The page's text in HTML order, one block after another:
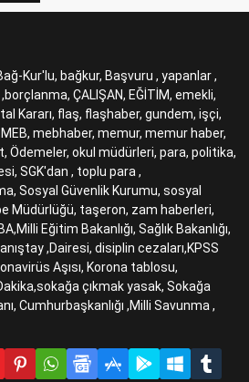
Kur'lu, bağkur, Başvuru , yapanlar ,
ÇALIŞAN, EĞİTİM, emekli,
Kararı, flaş, flaşhaber, gundem, işçi,
mebhaber, memur, memur haber,
Ödemeler, okul müdürleri, para, politika,
SGK'dan , toplu para ,
Sosyal Güvenlik Kurumu, sosyal
Müdürlüğü, taşeron, zam haberleri,
Eğitim Bakanlığı, Sağlık Bakanlığı,
,Dairesi, disiplin cezaları,KPSS
Aşısı, Korona tablosu,
çıkmak yasak, Sokağa
Cumhurbaşkanlığı ,Milli Savunma ,